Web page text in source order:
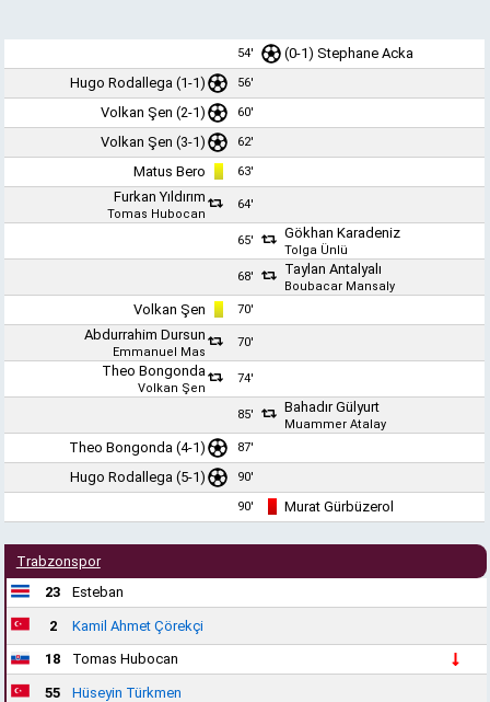
54'
(0-1) Stephane Acka
Hugo Rodallega (1-1) 56'
Volkan Şen (2-1) 60'
Volkan Şen (3-1) 62'
Matus Bero 63'
Furkan Yıldırım
Tomas Hubocan
64'
65' Gökhan Karadeniz
Tolga Ünlü
68'
Taylan Antalyalı
Boubacar Mansaly
Volkan Şen 70'
Abdurrahim Dursun
Emmanuel Mas
70'
Theo Bongonda
Volkan Şen
74'
85' Bahadır Gülyurt
Muammer Atalay
Theo Bongonda (4-1) 87'
Hugo Rodallega (5-1) 90'
90' Murat Gürbüzerol
Trabzonspor
23
Esteban
2
Kamil Ahmet Çörekçi
18
Tomas Hubocan
55
Hüseyin Türkmen